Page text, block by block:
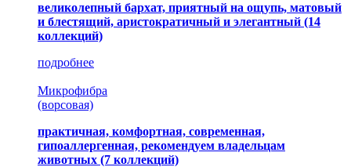
великолепный бархат, приятный на ощупь, матовый
и блестящий, аристократичный и элегантный (14
коллекций)
подробнее
Микрофибра
(ворсовая)
практичная, комфортная, современная,
гипоаллергенная, рекомендуем владельцам
животных (7 коллекций)